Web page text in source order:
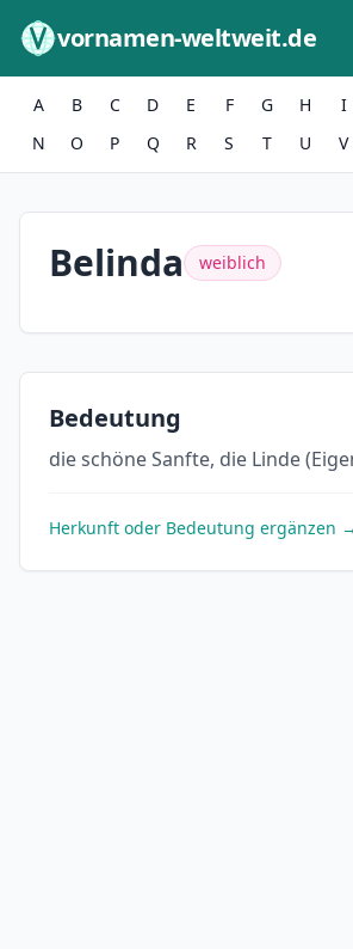
vornamen-weltweit.de
A B C D E F G H I
N
O P Q R S T U V
Belinda weiblich
Bedeutung
die schöne Sanfte, die Linde
Herkunft oder Bedeutung ergänzen →